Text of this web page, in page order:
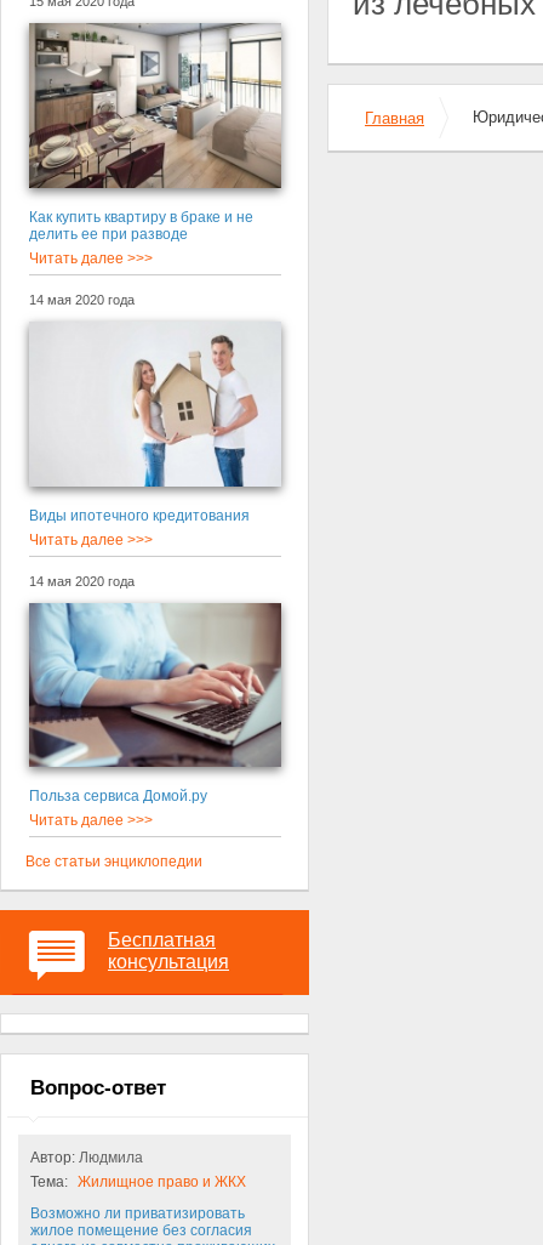
Как купить квартиру в браке и не
делить ее при разводе
Читать далее >>>
14 мая 2020 года
Виды ипотечного кредитования
Читать далее >>>
14 мая 2020 года
Польза сервиса Домой.ру
Читать далее >>>
Все статьи энциклопедии
Бесплатная
консультация
Вопрос-ответ
Автор: Людмила
Тема: Жилищное право и ЖКХ
Возможно ли приватизировать
жилое помещение без согласия
Главная